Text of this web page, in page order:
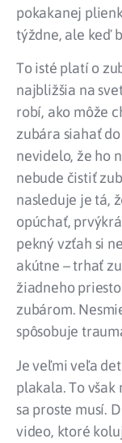
pokakanej
týždne, ale keď
To isté platí o
najbližšia na
robí, ako môže
zubára siahať
nevidelo, že ho
nebude čistiť
nasleduje je tá,
opúchať,
pekný vzťah si
akútne – trhať
žiadneho
zubárom.
spôsobuje
Je veľmi veľa
plakala. To
sa proste musí.
video, ktoré